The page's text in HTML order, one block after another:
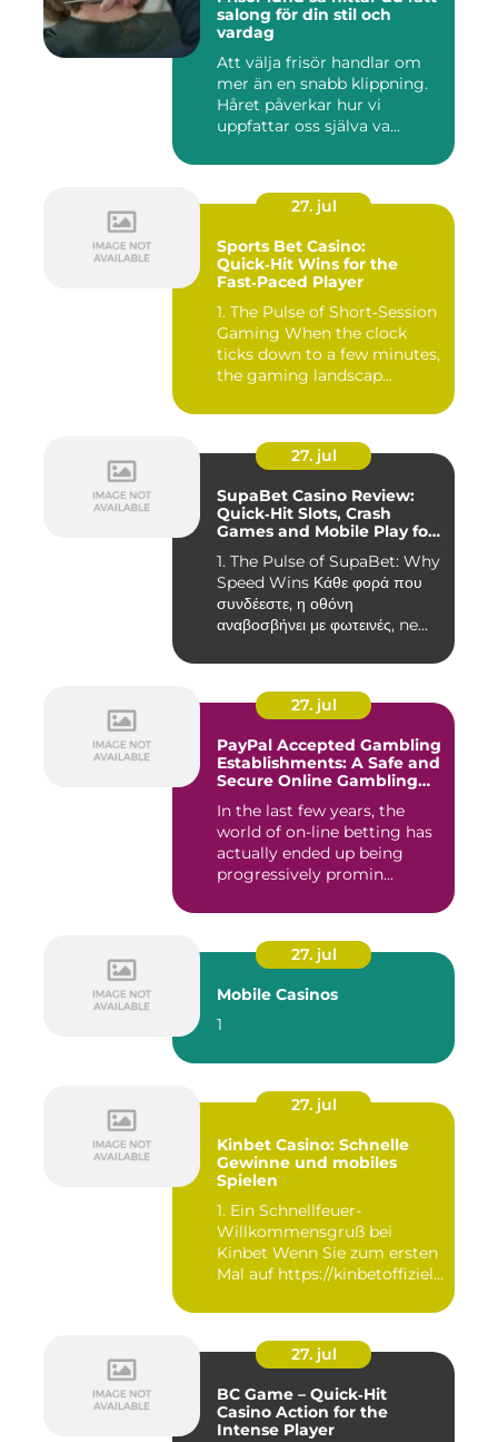
salong för din stil och
vardag
Att välja frisör handlar om
mer än en snabb klippning.
Håret påverkar hur vi
uppfattar oss själva va...
27. jul
Sports Bet Casino:
Quick‑Hit Wins for the
Fast‑Paced Player
1. The Pulse of Short‑Session
Gaming When the clock
ticks down to a few minutes,
the gaming landscap...
27. jul
SupaBet Casino Review:
Quick‑Hit Slots, Crash
Games and Mobile Play for
1. The Pulse of SupaBet: Why
Speed Wins Κάθε φορά που
συνδέεστε, η οθόνη
αναβοσβήνει με φωτεινές, ne...
27. jul
PayPal Accepted Gambling
Establishments: A Safe and
Secure Online Gambling
In the last few years, the
world of on-line betting has
actually ended up being
progressively promin...
27. jul
Mobile Casinos
1
27. jul
Kinbet Casino: Schnelle
Gewinne und mobiles
Spielen
1. Ein Schnellfeuer-
Willkommensgruß bei
Kinbet Wenn Sie zum ersten
Mal auf https://kinbetoffiziell-
27. jul
BC Game – Quick‑Hit
Casino Action for the
Intense Player